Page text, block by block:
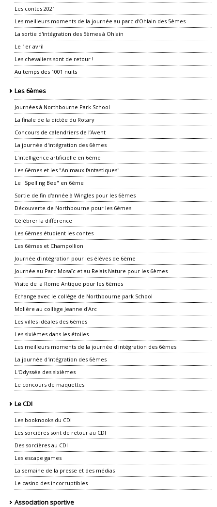
Les contes 2021
Les meilleurs moments de la journée au parc d'Ohlain des 5èmes
La sortie d'intégration des 5èmes à Ohlain
Le 1er avril
Les chevaliers sont de retour !
Au temps des 1001 nuits
Les 6èmes
Journées à Northbourne Park School
La finale de la dictée du Rotary
Concours de calendriers de l’Avent
La journée d'intégration des 6èmes
L'intelligence artificielle en 6ème
Les 6èmes et les "Animaux fantastiques"
Le "Spelling Bee" en 6ème
Sortie de fin d'année à Wingles pour les 6èmes
Découverte de Northbourne pour les 6èmes
Célébrer la différence
Les 6èmes étudient les contes
Les 6èmes et Champollion
Journée d'intégration pour les élèves de 6ème
Journée au Parc Mosaïc et au Relais Nature pour les 6èmes
Visite de la Rome Antique pour les 6èmes
Echange avec le collège de Northbourne park School
Molière au collège Jeanne d'Arc
Les villes idéales des 6èmes
Les sixièmes dans les étoiles
Les meilleurs moments de la journée d'intégration des 6èmes
La journée d'intégration des 6èmes
L'Odyssée des sixièmes
Le concours de maquettes
Le CDI
Les booknooks du CDI
Les sorcières sont de retour au CDI
Des sorcières au CDI !
Les escape games
La semaine de la presse et des médias
Le casino des incorruptibles
Association sportive